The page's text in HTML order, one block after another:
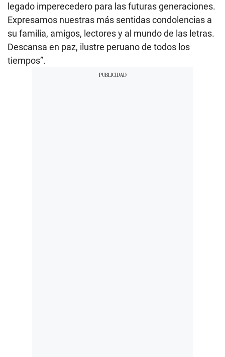
legado imperecedero para las futuras generaciones.
Expresamos nuestras más sentidas condolencias a
su familia, amigos, lectores y al mundo de las letras.
Descansa en paz, ilustre peruano de todos los
tiempos”.